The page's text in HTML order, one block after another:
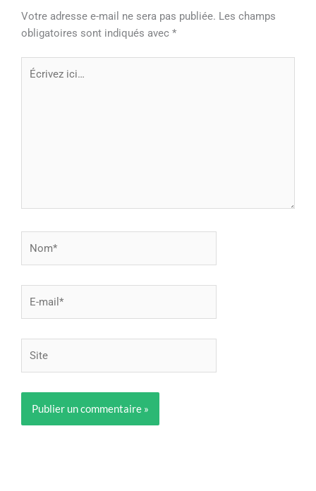
Votre adresse e-mail ne sera pas publiée. Les champs
obligatoires sont indiqués avec *
ici…
mail*